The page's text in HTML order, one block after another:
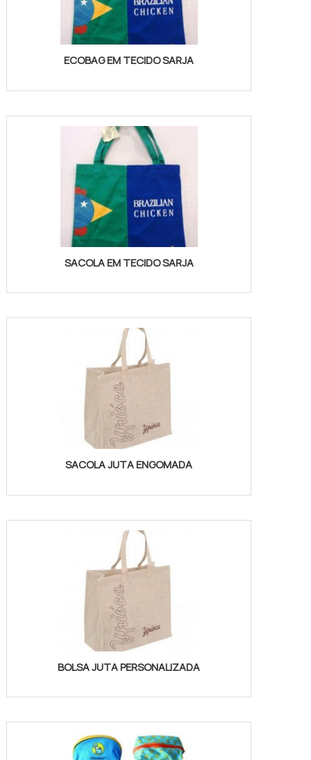
ECOBAG EM TECIDO SARJA
SACOLA EM TECIDO SARJA
SACOLA JUTA ENGOMADA
BOLSA JUTA PERSONALIZADA